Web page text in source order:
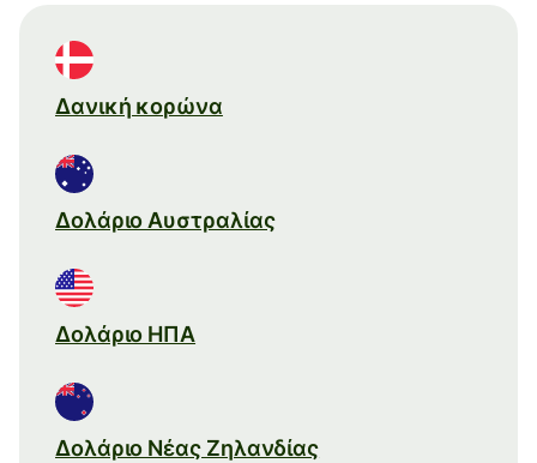
Δανική κορώνα
Δολάριο Αυστραλίας
Δολάριο ΗΠΑ
Δολάριο Νέας Ζηλανδίας